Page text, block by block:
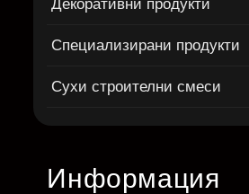
Декоративни продукти
Специализирани продукти
Сухи строителни смеси
Информация